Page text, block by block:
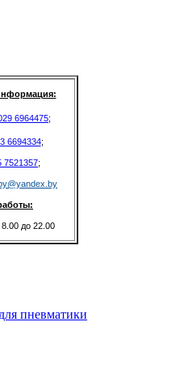
6964475;
6694334;
7521357;
до 22.00
пневматики